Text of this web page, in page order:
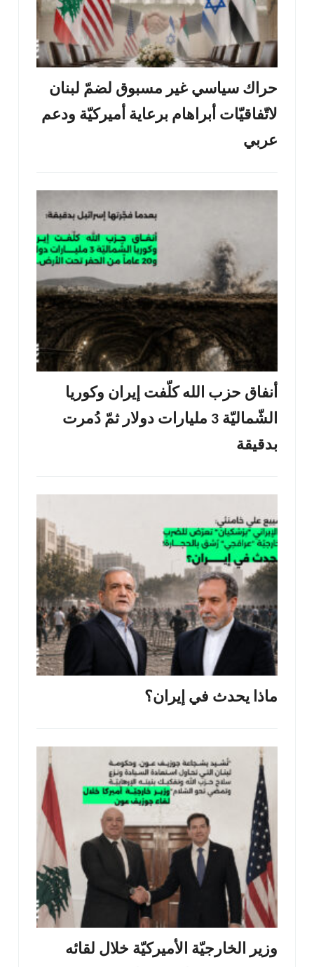
حراك سياسي غير مسبوق لضمّ لبنان
لاتّفاقيّات أبراهام برعاية أميركيّة ودعم
عربي
أنفاق حزب الله كلّفت إيران وكوريا
الشّماليّة 3 مليارات دولار ثمّ دُمرت
بدقيقة
ماذا يحدث في إيران؟
وزير الخارجيّة الأميركيّة خلال لقائه